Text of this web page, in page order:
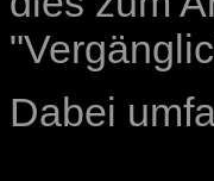
Dabei